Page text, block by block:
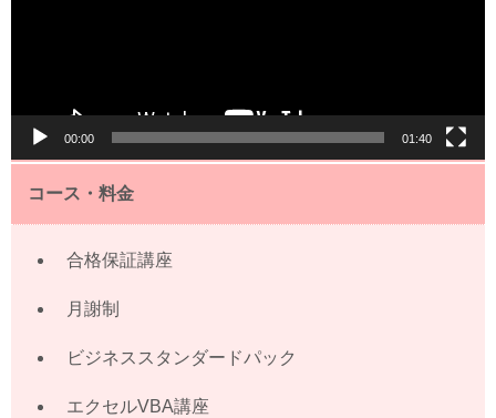
00:00 01:40
コース・料金
合格保証講座
月謝制
ビジネススタンダードパック
エクセルVBA講座